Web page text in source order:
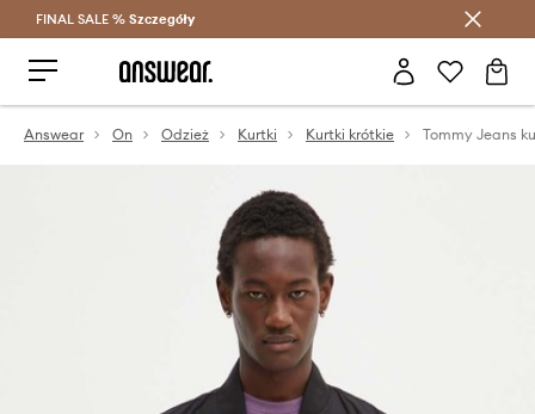
Oszczędzaj z Answear Club >
FINAL SALE % Szczegóły
Answear On Odzież Kurtki Kurtki krótkie Tommy Jeans